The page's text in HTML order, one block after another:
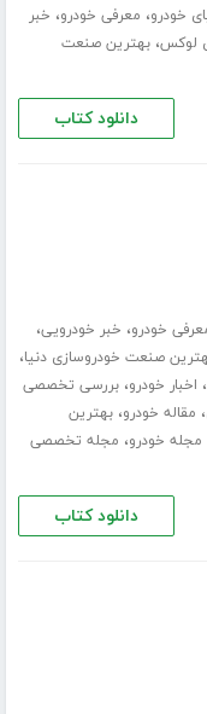
خودرو، معرفی خودرو، خبر
لوکس،بهترین صنعت
دانلود کتاب
خودرو، خبر خودرویی،
صنعت خودروسازی دنیا،
، اخبار خودرو،بررسی تخصصی
، مقاله خودرو،بهترین
مجله خودرو، مجله تخصصی
دانلود کتاب